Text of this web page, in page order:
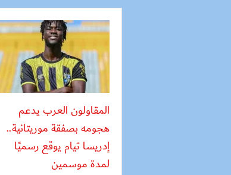
المقاولون العرب يدعم
هجومه بصفقة موريتانية..
إدريسا تيام يوقع رسميًا
لمدة موسمين